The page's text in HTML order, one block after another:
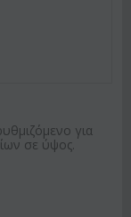
για
σε ύψος.